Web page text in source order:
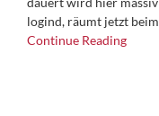
logind, räumt jetzt
Continue Reading